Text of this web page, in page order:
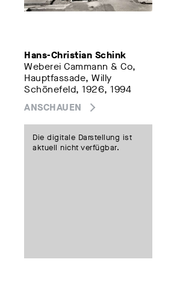
Hans-Christian Schink
Weberei Cammann & Co,
Hauptfassade, Willy
Schönefeld, 1926, 1994
ANSCHAUEN
Die digitale Darstellung ist
aktuell nicht verfügbar.